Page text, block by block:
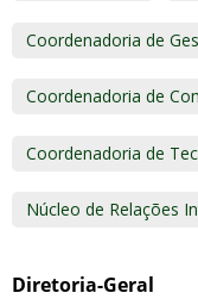
Coordenadoria de
Coordenadoria de
Coordenadoria de
Núcleo de Relações
Diretoria-Geral